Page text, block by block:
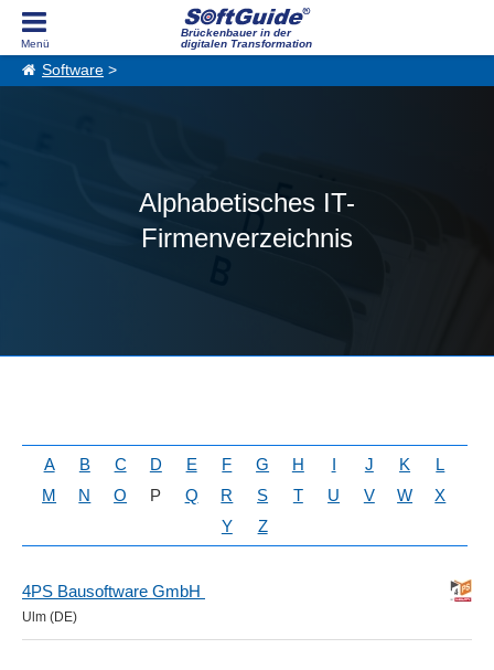
Brückenbauer in der
digitalen Transformation
Software >
Alphabetisches IT-
Firmenverzeichnis
A B C D E F G H I J K
L
M
N O P Q R S T U V W
X
Y
Z
4PS Bausoftware GmbH
Ulm (DE)